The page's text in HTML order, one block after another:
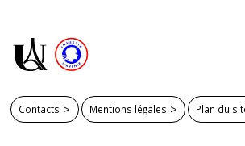
Contacts Mentions légales Plan du